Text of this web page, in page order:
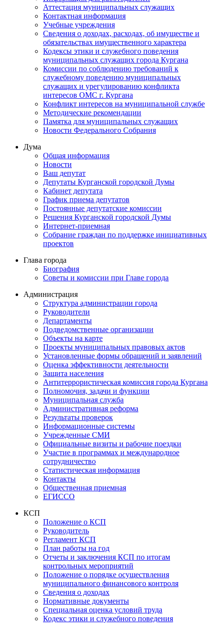
Аттестация муниципальных служащих
Контактная информация
Учебные учреждения
Сведения о доходах, расходах, об имуществе и
обязательствах имущественного характера
Кодексы этики и служебного поведения
муниципальных служащих города Кургана
Комиссии по соблюдению требований к
служебному поведению муниципальных
служащих и урегулированию конфликта
интересов ОМС г. Кургана
Конфликт интересов на муниципальной службе
Методические рекомендации
Памятка для муниципальных служащих
Новости Федерального Cобрания
Дума
Общая информация
Новости
Ваш депутат
Депутаты Курганской городской Думы
Кабинет депутата
График приема депутатов
Постоянные депутатские комиссии
Решения Курганской городской Думы
Интернет-приемная
Собрание граждан по поддержке инициативных
проектов
Глава города
Биография
Советы и комиссии при Главе города
Администрация
Структура администрации города
Руководители
Департаменты
Подведомственные организации
Объекты на карте
Проекты муниципальных правовых актов
Установленные формы обращений и заявлений
Оценка эффективности деятельности
Защита населения
Антитеррористическая комиссия города Кургана
Полномочия, задачи и функции
Муниципальная служба
Административная реформа
Результаты проверок
Информационные системы
Учрежденные СМИ
Официальные визиты и рабочие поездки
Участие в программах и международное
сотрудничество
Статистическая информация
Контакты
Общественная приемная
ЕГИССО
КСП
Положение о КСП
Руководитель
Регламент КСП
План работы на год
Отчеты и заключения КСП по итогам
контрольных мероприятий
Положение о порядке осуществления
муниципального финансового контроля
Сведения о доходах
Нормативные документы
Специальная оценка условий труда
Кодекс этики и служебного поведения